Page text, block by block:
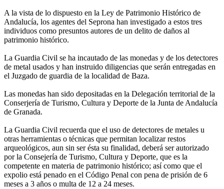
A la vista de lo dispuesto en la Ley de Patrimonio Histórico de
Andalucía, los agentes del Seprona han investigado a estos tres
individuos como presuntos autores de un delito de daños al
patrimonio histórico.
La Guardia Civil se ha incautado de las monedas y de los detectores
de metal usados y han instruido diligencias que serán entregadas en
el Juzgado de guardia de la localidad de Baza.
Las monedas han sido depositadas en la Delegación territorial de la
Conserjería de Turismo, Cultura y Deporte de la Junta de Andalucía
de Granada.
La Guardia Civil recuerda que el uso de detectores de metales u
otras herramientas o técnicas que permitan localizar restos
arqueológicos, aun sin ser ésta su finalidad, deberá ser autorizado
por la Consejería de Turismo, Cultura y Deporte, que es la
competente en materia de patrimonio histórico; así como que el
expolio está penado en el Código Penal con pena de prisión de 6
meses a 3 años o multa de 12 a 24 meses.